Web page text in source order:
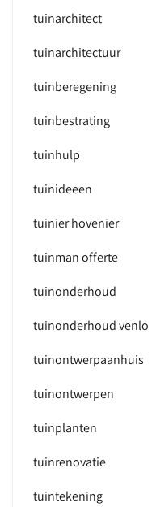
tuinarchitect
tuinarchitectuur
tuinberegening
tuinbestrating
tuinhulp
tuinideeen
tuinier hovenier
tuinman offerte
tuinonderhoud
tuinonderhoud venlo
tuinontwerpaanhuis
tuinontwerpen
tuinplanten
tuinrenovatie
tuintekening